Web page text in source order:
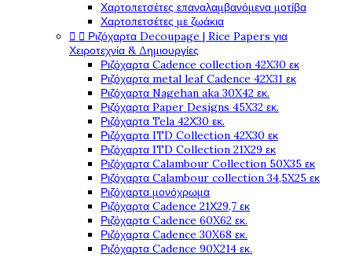
Χαρτοπετσέτες επαναλαμβανόμενα μοτίβα
Χαρτοπετσέτες με ζωάκια
  Ριζόχαρτα Decoupage | Rice Papers για
Χειροτεχνία & Δημιουργίες
Ριζόχαρτα Cadence collection 42X30 εκ
Ριζόχαρτα metal leaf Cadence 42X31 εκ
Ριζόχαρτα Nagehan aka 30X42 εκ.
Ριζόχαρτα Paper Designs 45X32 εκ.
Ριζόχαρτα Tela 42Χ30 εκ.
Ριζόχαρτα ITD Collection 42X30 εκ
Ριζόχαρτα ITD Collection 21X29 εκ
Ριζόχαρτα Calambour Collection 50X35 εκ
Ριζόχαρτα Calambour collection 34,5X25 εκ
Ριζόχαρτα μονόχρωμα
Ριζόχαρτα Cadence 21Χ29,7 εκ
Ριζόχαρτα Cadence 60X62 εκ.
Ριζόχαρτα Cadence 30X68 εκ.
Ριζόχαρτα Cadence 90X214 εκ.